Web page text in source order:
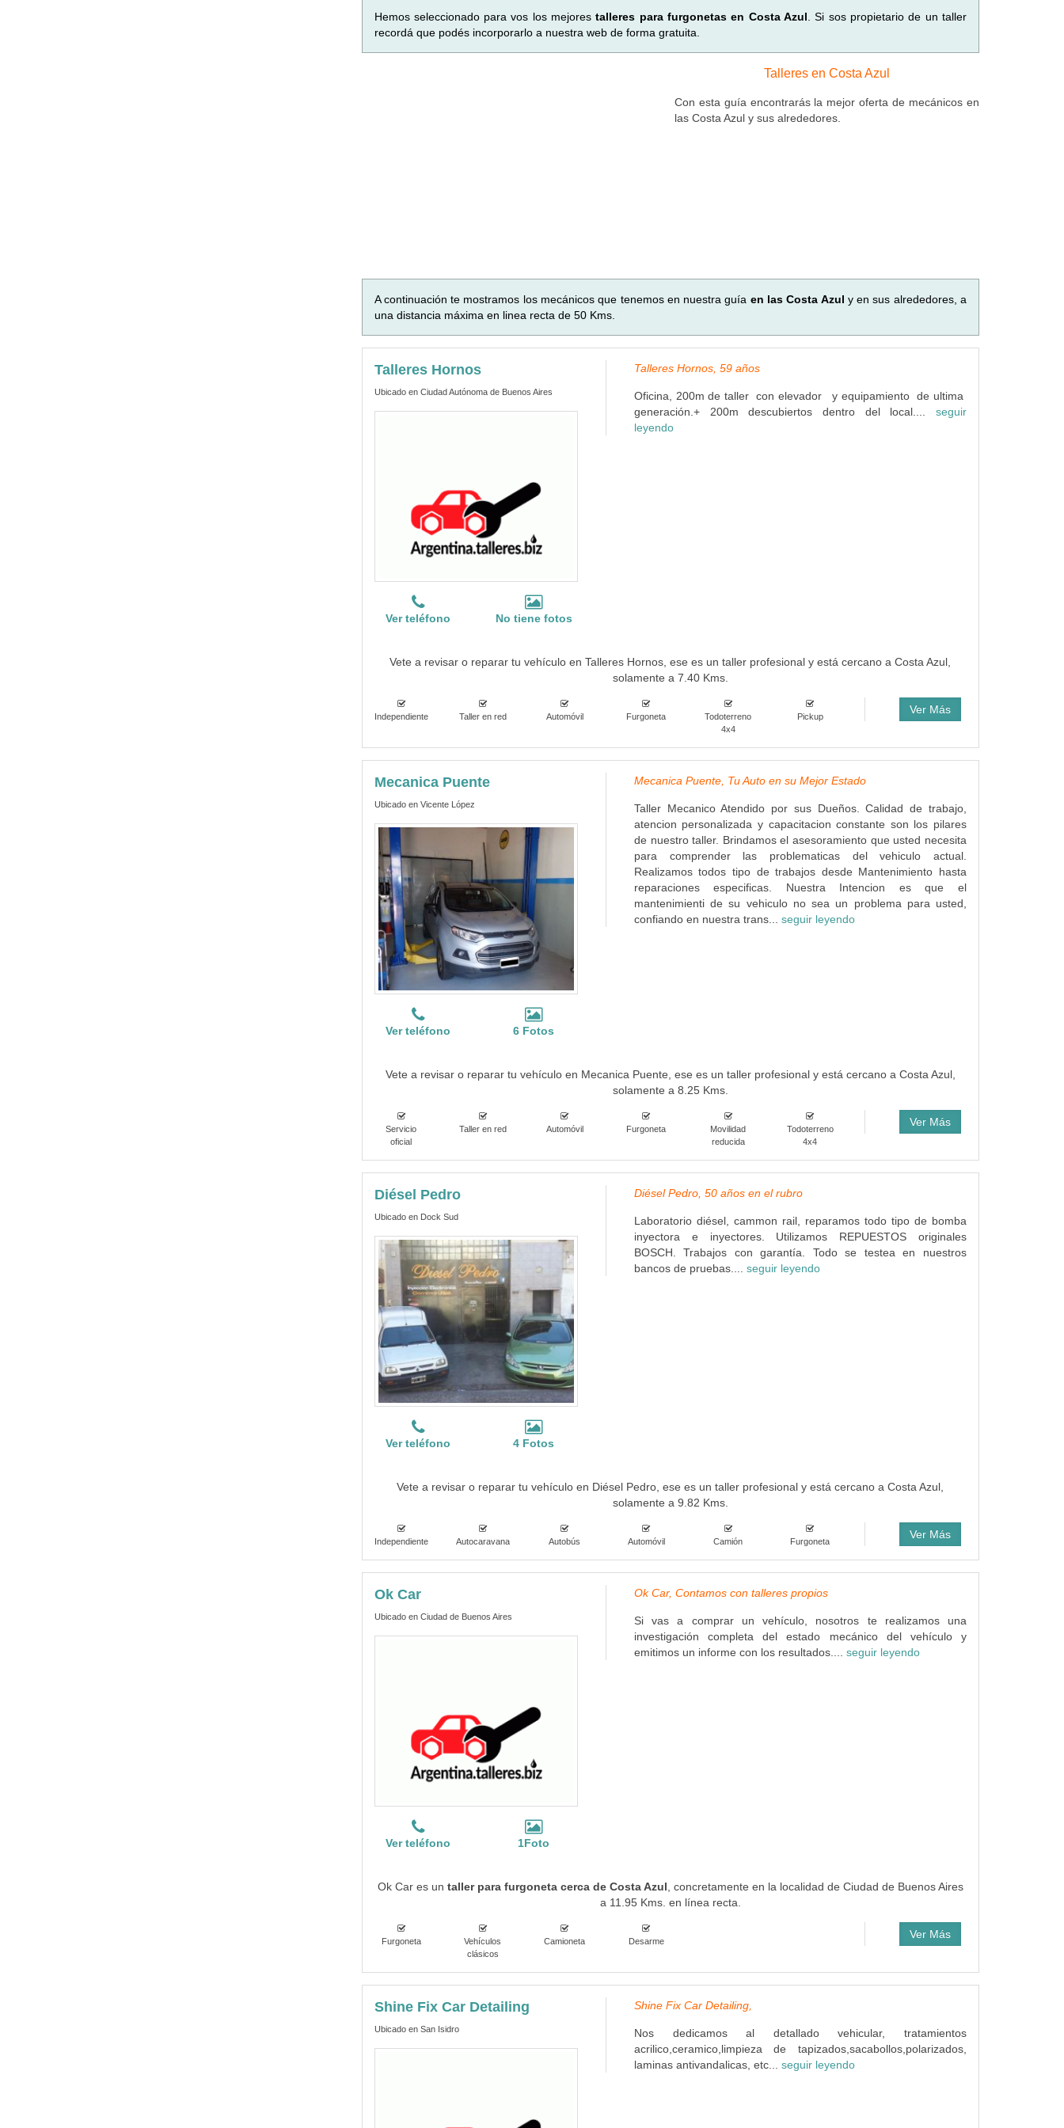
Hemos seleccionado para vos los mejorestalleres para furgonetas en Costa Azul . Si sos propietario de un taller
recordá que podés incorporarlo a nuestra web de forma gratuita.
Talleres en Costa Azul
Con esta guía encontrarás la mejor oferta de mecánicos en
las Costa Azul y sus alrededores.
A continuación te mostramos los mecánicos que tenemos en nuestra guía en las Costa Azul y en sus alrededores, a
una distancia máxima en linea recta de 50 Kms.
Talleres Hornos
Ubicado en Ciudad Autónoma de Buenos Aires
Ver teléfono No tiene fotos
Talleres Hornos, 59 años
Oficina, 200m de taller con elevador y equipamiento de ultima
generación.+ 200m descubiertos dentro del local.... seguir
leyendo
Vete a revisar o reparar tu vehículo en Talleres Hornos, ese es un taller profesional y está cercano a Costa Azul,
solamente a 7.40 Kms.
Independiente Taller en red Automóvil Furgoneta
Todoterreno
4x4
Pickup
Ver Más
Mecanica Puente
Ubicado en Vicente López
Ver teléfono 6 Fotos
Mecanica Puente, Tu Auto en su Mejor Estado
Taller Mecanico Atendido por sus Dueños. Calidad de trabajo,
atencion personalizada y capacitacion constante son los pilares
de nuestro taller. Brindamos el asesoramiento que usted necesita
para comprender las problematicas del vehiculo actual.
Realizamos todos tipo de trabajos desde Mantenimiento hasta
reparaciones especificas. Nuestra Intencion es que el
mantenimienti de su vehiculo no sea un problema para usted,
confiando en nuestra trans... seguir leyendo
Vete a revisar o reparar tu vehículo en Mecanica Puente, ese es un taller profesional y está cercano a Costa Azul,
solamente a 8.25 Kms.
Servicio
oficial
Taller en red Automóvil Furgoneta
Movilidad
reducida
Todoterreno
4x4
Ver Más
Diésel Pedro
Ubicado en Dock Sud
Ver teléfono 4 Fotos
Diésel Pedro, 50 años en el rubro
Laboratorio diésel, cammon rail, reparamos todo tipo de bomba
inyectora e inyectores. Utilizamos REPUESTOS originales
BOSCH. Trabajos con garantía. Todo se testea en nuestros
bancos de pruebas.... seguir leyendo
Vete a revisar o reparar tu vehículo en Diésel Pedro, ese es un taller profesional y está cercano a Costa Azul,
solamente a 9.82 Kms.
Independiente Autocaravana Autobús Automóvil Camión Furgoneta
Ver Más
Ok Car
Ubicado en Ciudad de Buenos Aires
Ver teléfono 1Foto
Ok Car, Contamos con talleres propios
Si vas a comprar un vehículo, nosotros te realizamos una
investigación completa del estado mecánico del vehículo y
emitimos un informe con los resultados.... seguir leyendo
Ok Car es un taller para furgoneta cerca de Costa Azul , concretamente en la localidad de Ciudad de Buenos Aires
a 11.95 Kms. en línea recta.
Furgoneta
Vehículos
clásicos
Camioneta Desarme
Ver Más
Shine Fix Car Detailing
Ubicado en San Isidro
Shine Fix Car Detailing,
Nos dedicamos al detallado vehicular, tratamientos
acrilico,ceramico,limpieza de tapizados,sacabollos,polarizados,
laminas antivandalicas, etc... seguir leyendo